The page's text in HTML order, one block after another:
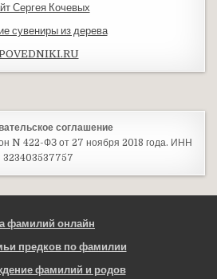
Сергея Кочевых
сувениры из дерева
соглашение
N 422-ФЗ от 27 ноября 2018 года. ИНН
323403537757
фамилий онлайн
предков по фамилии
фамилий и родов